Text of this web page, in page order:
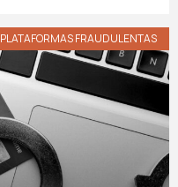
PLATAFORMAS FRAUDULENTAS